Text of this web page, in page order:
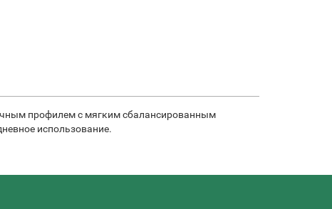
профилем с мягким сбалансированным
использование.